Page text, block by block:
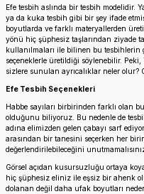
Efe tesbih aslında bir tesbih modelidir.
ya da kuka tesbih gibi bir şey ifade
boyutlarda ve farklı materyallerden
yönü hiç şüphesiz taşlarından ziyade
kullanılmaları ile bilinen bu tesbihlerin
seçeneklerle üretildiği söylenebilir.
sizlere sunulan ayrıcalıklar neler olur?
Efe Tesbih Seçenekleri
Habbe sayıları birbirinden farklı olan
olduğunu biliyoruz. Bu nedenle de
adına elimizden gelen çabayı sarf
arasından bir tanesini seçerken her
değerlendirilebileceğini
Görsel açıdan kusursuzluğu ortaya
hiç şüphesiz eliniz ile eşsiz bir ahenk
dolanan değil daha ufak boyutları